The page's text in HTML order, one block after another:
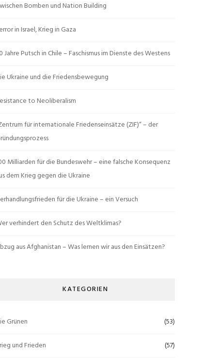
Bomben und Nation Building
in Israel, Krieg in Gaza
Jahre Putsch in Chile – Faschismus im Dienste des Westens
Ukraine und die Friedensbewegung
to Neoliberalism
für internationale Friedenseinsätze (ZIF)“ – der
Milliarden für die Bundeswehr – eine falsche Konsequenz
dem Krieg gegen die Ukraine
für die Ukraine – ein Versuch
verhindert den Schutz des Weltklimas?
aus Afghanistan – Was lernen wir aus den Einsätzen?
KATEGORIEN
Grünen (53)
und Frieden (57)